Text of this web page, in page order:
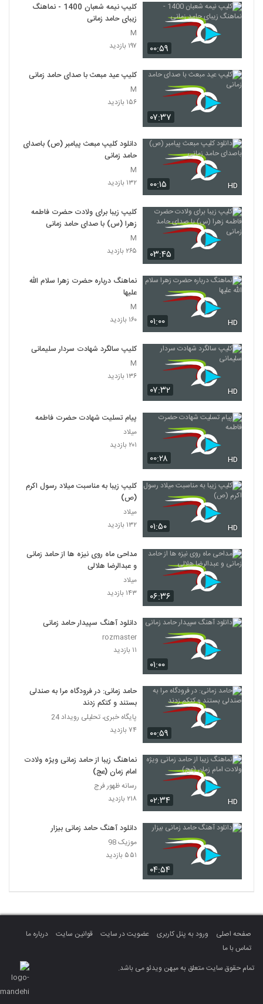
۰۰:۵۹
کلیپ نیمه شعبان 1400 - نماهنگ
زیبای حامد زمانی
M
۱۹۷ بازدید
۰۷:۳۷
کلیپ عید مبعث با صدای حامد زمانی
M
۱۵۶ بازدید
۰۰:۱۵ HD
دانلود کلیپ مبعث پیامبر (ص) باصدای
حامد زمانی
M
۱۳۲ بازدید
۰۳:۴۵
کلیپ زیبا برای ولادت حضرت فاطمه
زهرا (س) با صدای حامد زمانی
M
۲۶۵ بازدید
۰۱:۰۰ HD
نماهنگ درباره حضرت زهرا سلام الله
علیها
M
۱۶۰ بازدید
۰۷:۳۲ HD
کلیپ سالگرد شهادت سردار سلیمانی
M
۱۳۶ بازدید
۰۰:۲۸ HD
پیام تسلیت شهادت حضرت فاطمه
میلاد
۲۰۱ بازدید
۰۱:۵۰ HD
کلیپ زیبا به مناسبت میلاد رسول اکرم
(ص)
میلاد
۱۳۲ بازدید
۰۶:۳۶
مداحی ماه روی نیزه ها از حامد زمانی
و عبدالرضا هلالی
میلاد
۱۴۳ بازدید
۰۱:۰۰
دانلود آهنگ سپیدار حامد زمانی
rozmaster
۱۱ بازدید
۰۰:۵۹
حامد زمانی: در فرودگاه مرا به صندلی
بستند و کتکم زدند
پایگاه خبری، تحلیلی رویداد 24
۷۴ بازدید
۰۲:۳۴ HD
نماهنگ زیبا از حامد زمانی ویژه ولادت
امام زمان (عج)
رسانه ظهور فرج
۲۱۸ بازدید
۰۴:۵۴
دانلود آهنگ حامد زمانی بیزار
موزیک 98
۵۵۱ بازدید
صفحه اصلی ورود به پنل کاربری عضویت در سایت قوانین سایت
درباره ما
تماس با ما
تمام حقوق سایت متعلق به میهن ویدئو می باشد.